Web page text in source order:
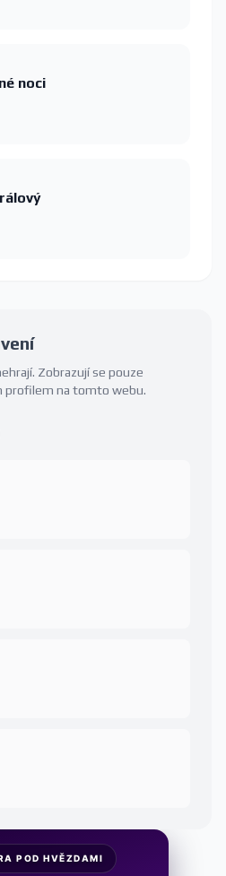
noci
Zobrazují se pouze
profilem na tomto webu.
POD HVĚZDAMI